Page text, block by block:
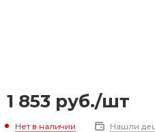
1 853 руб./шт
Нет в наличии Нашли